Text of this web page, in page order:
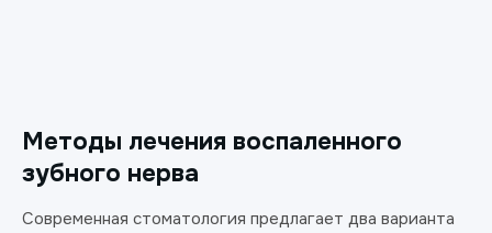
Методы лечения воспаленного
зубного нерва
Современная стоматология предлагает два варианта